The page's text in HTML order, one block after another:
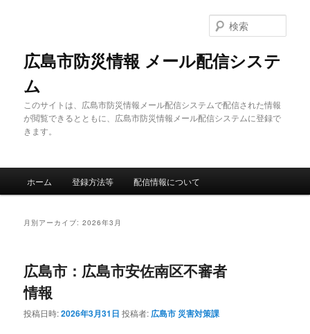
広島市防災情報 メール配信システ
ム
このサイトは、広島市防災情報メール配信システムで配信された情報
が閲覧できるとともに、広島市防災情報メール配信システムに登録で
きます。
索
ホーム 登録方法等 配信情報について
月別アーカイブ:2026年3月
広島市：広島市安佐南区不審者
情報
投稿日時:2026年3月31日 投稿者: 広島市 災害対策課